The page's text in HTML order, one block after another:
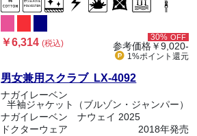
￥6,314(税込)
30% OFF
参考価格￥9,020-
1%ポイント 還元
男女兼用スクラブ LX-4092
ナガイレーベン
半袖ジャケット（ブルゾン・ジャンパー）
ナガイレーベン ナウェイ 2025
ドクターウェア
2018年発売